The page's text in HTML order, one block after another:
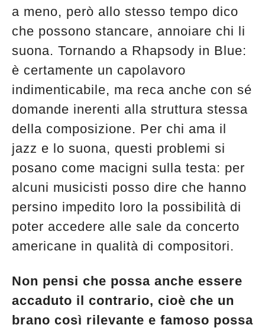
a meno, però allo stesso tempo dico
che possono stancare, annoiare chi li
suona. Tornando a Rhapsody in Blue:
è certamente un capolavoro
indimenticabile, ma reca anche con sé
domande inerenti alla struttura stessa
della composizione. Per chi ama il
jazz e lo suona, questi problemi si
posano come macigni sulla testa: per
alcuni musicisti posso dire che hanno
persino impedito loro la possibilità di
poter accedere alle sale da concerto
americane in qualità di compositori.
Non pensi che possa anche essere
accaduto il contrario, cioè che un
brano così rilevante e famoso possa